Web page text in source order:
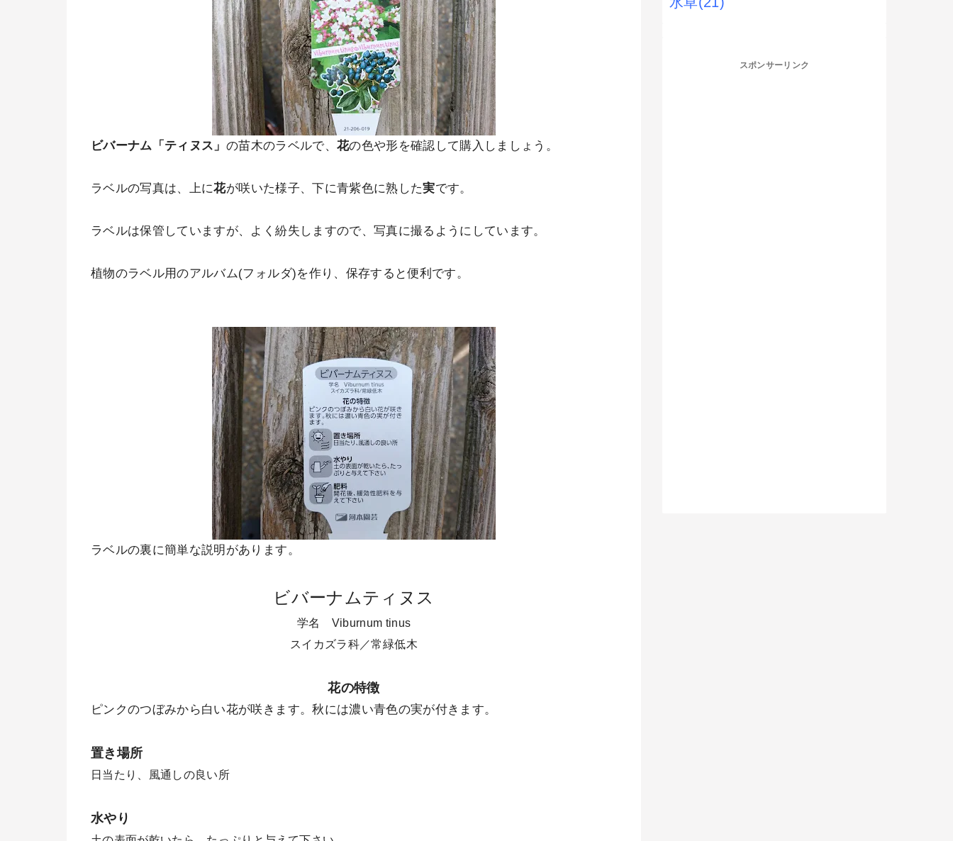
ビバーナム「ティヌス」 の苗木のラベルで、 花の色や形を確認して購入しましょう。
ラベルの写真は、上に花が咲いた様子、下に青紫色に熟した実です。
ラベルは保管していますが、よく紛失しますので、写真に撮るようにしています。
植物のラベル用のアルバム(フォルダ)を作り、保存すると便利です。
ラベルの裏に簡単な説明があります。
ビバーナムティヌス
学名 Viburnum tinus
スイカズラ科／常緑低木
花の特徴
ピンクのつぼみから白い花が咲きます。秋には濃い青色の実が付きます。
置き場所
日当たり、風通しの良い所
水やり
スポンサーリンク